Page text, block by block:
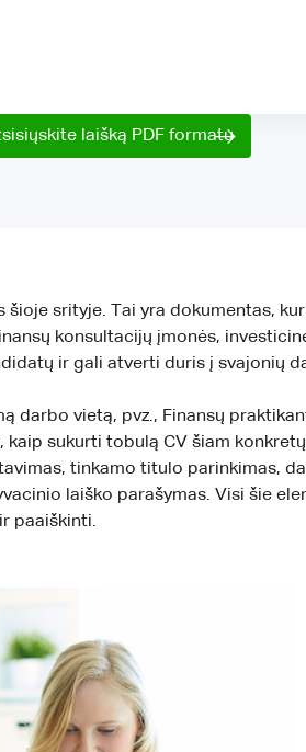
laišką PDF formatu
srityje. Tai yra dokumentas,
konsultacijų įmonės,
ir gali atverti duris į svajonių
darbo vietą, pvz., Finansų
sukurti tobulą CV šiam
tinkamo titulo parinkimas,
laiško parašymas. Visi šie
paaiškinti.